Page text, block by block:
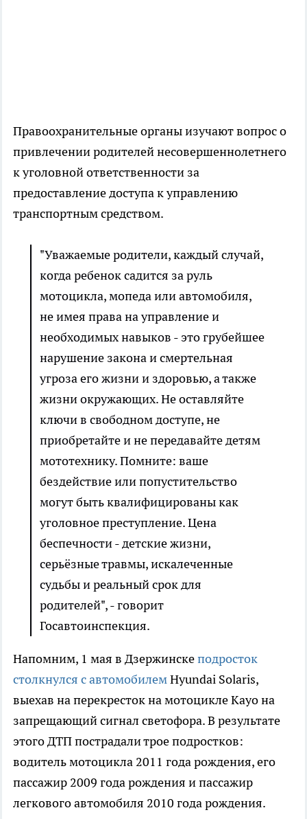
Правоохранительные органы изучают вопрос о
привлечении родителей несовершеннолетнего
к уголовной ответственности за
предоставление доступа к управлению
транспортным средством.
"Уважаемые родители, каждый случай,
когда ребенок садится за руль
мотоцикла, мопеда или автомобиля,
не имея права на управление и
необходимых навыков - это грубейшее
нарушение закона и смертельная
угроза его жизни и здоровью, а также
жизни окружающих. Не оставляйте
ключи в свободном доступе, не
приобретайте и не передавайте детям
мототехнику. Помните: ваше
бездействие или попустительство
могут быть квалифицированы как
уголовное преступление. Цена
беспечности - детские жизни,
серьёзные травмы, искалеченные
судьбы и реальный срок для
родителей", - говорит
Госавтоинспекция.
Напомним, 1 мая в Дзержинскеподросток
столкнулся с автомобилемHyundai Solaris,
выехав на перекресток на мотоцикле Kayo на
запрещающий сигнал светофора. В результате
этого ДТП пострадали трое подростков:
водитель мотоцикла 2011 года рождения, его
пассажир 2009 года рождения и пассажир
легкового автомобиля 2010 года рождения.